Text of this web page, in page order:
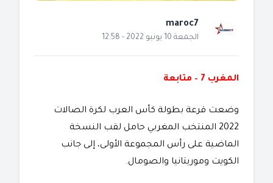
maroc7
الجمعة 10 يونيو 2022 - 12:58
المغرب 7 – متابعة
وضعت قرعة بطولة كأس العرب لكرة الصالات
2022 المنتخب المغربي حامل لقب النسخة
الماضية على رأس المجموعة الأولى، إلى جانب
الكويت وموريتانيا والصومال.